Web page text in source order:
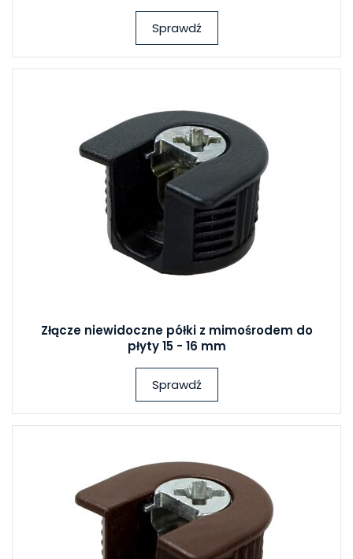
Sprawdź
Złącze niewidoczne półki z mimośrodem do
płyty 15 - 16 mm
Sprawdź